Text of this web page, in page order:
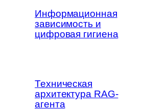
Информационная
зависимость и
цифровая гигиена
Техническая
архитектура RAG-
агента